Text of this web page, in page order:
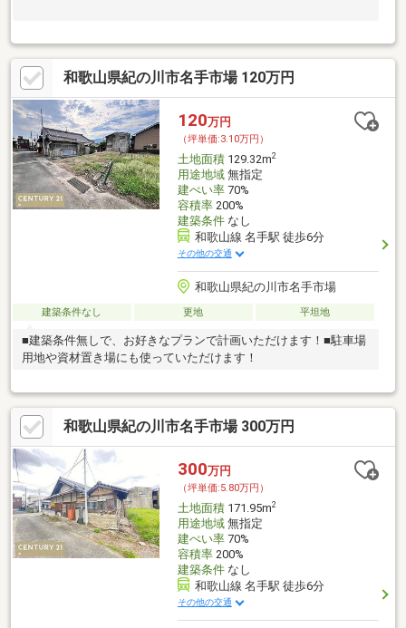
和歌山県紀の川市名手市場 120万円
120万円
（坪単価:3.10万円）
土地面積129.32m2
用途地域無指定
建ぺい率70%
容積率200%
建築条件なし
和歌山線 名手駅 徒歩6分
その他の交通
和歌山県紀の川市名手市場
建築条件なし 更地 平坦地
■建築条件無しで、お好きなプランで計画いただけます！■駐車場
用地や資材置き場にも使っていただけます！
和歌山県紀の川市名手市場 300万円
300万円
（坪単価:5.80万円）
土地面積171.95m2
用途地域無指定
建ぺい率70%
容積率200%
建築条件なし
和歌山線 名手駅 徒歩6分
その他の交通